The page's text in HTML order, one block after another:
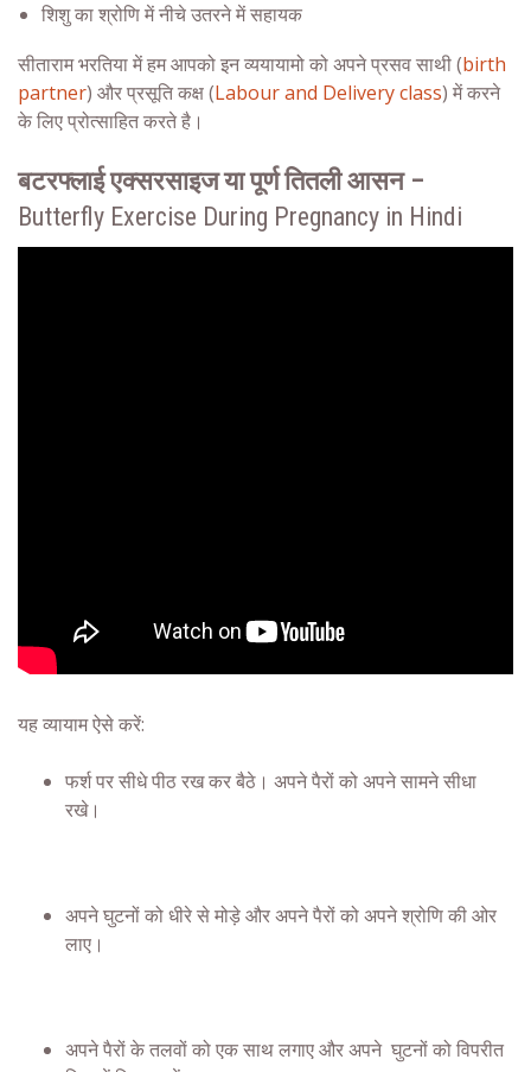
शिशु का श्रोणि में नीचे उतरने में सहायक
सीताराम भरतिया में हम आपको इन व्ययायामो को अपने प्रसव साथी (birth
partner) और प्रसूति कक्ष (Labour and Delivery class) में करने
के लिए प्रोत्साहित करते है।
बटरफ्लाई एक्सरसाइज या पूर्ण तितली आसन –
Butterfly Exercise During Pregnancy in Hindi
यह व्यायाम ऐसे करें:
फर्श पर सीधे पीठ रख कर बैठे। अपने पैरों को अपने सामने सीधा
रखे।
अपने घुटनों को धीरे से मोड़े और अपने पैरों को अपने श्रोणि की ओर
लाए।
अपने पैरों के तलवों को एक साथ लगाए और अपने घुटनों को विपरीत